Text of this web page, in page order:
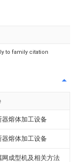
to family citation
器熔体加工设备
器熔体加工设备
网成型机及相关方法